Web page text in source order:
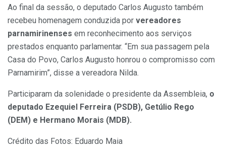
Ao final da sessão, o deputado Carlos Augusto também
recebeu homenagem conduzida por vereadores
parnamirinenses em reconhecimento aos serviços
prestados enquanto parlamentar. “Em sua passagem pela
Casa do Povo, Carlos Augusto honrou o compromisso com
Parnamirim”, disse a vereadora Nilda.
Participaram da solenidade o presidente da Assembleia, o
deputado Ezequiel Ferreira (PSDB), Getúlio Rego
(DEM) e Hermano Morais (MDB).
Crédito das Fotos: Eduardo Maia